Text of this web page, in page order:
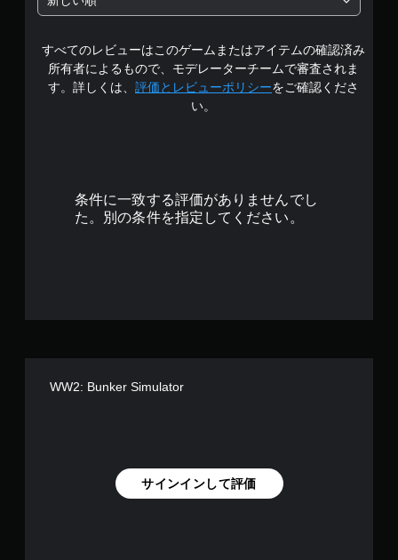
中
の
2
すべてのレビューはこのゲームまたはアイテムの確認済み
所有者によるもので、モデレーターチームで審査されま
す。詳しくは、 評価とレビューポリシーをご確認くださ
い。
条件に一致する評価がありませんでし
た。別の条件を指定してください。
WW2: Bunker Simulator
サインインして評価